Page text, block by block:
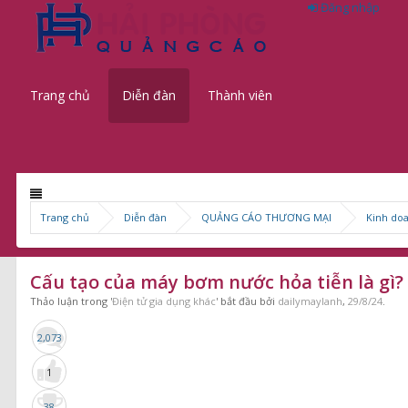
Trang chủ Diễn đàn QUẢNG CÁO THƯƠNG MẠI Kinh
Cấu tạo của máy bơm nước hỏa tiễn là gì?
Thảo luận trong 'Điện tử gia dụng khác' bắt đầu bởi dailymaylanh,29/8/24.
2,073
1
Đăng nhập
Trang chủ Diễn đàn Thành viên